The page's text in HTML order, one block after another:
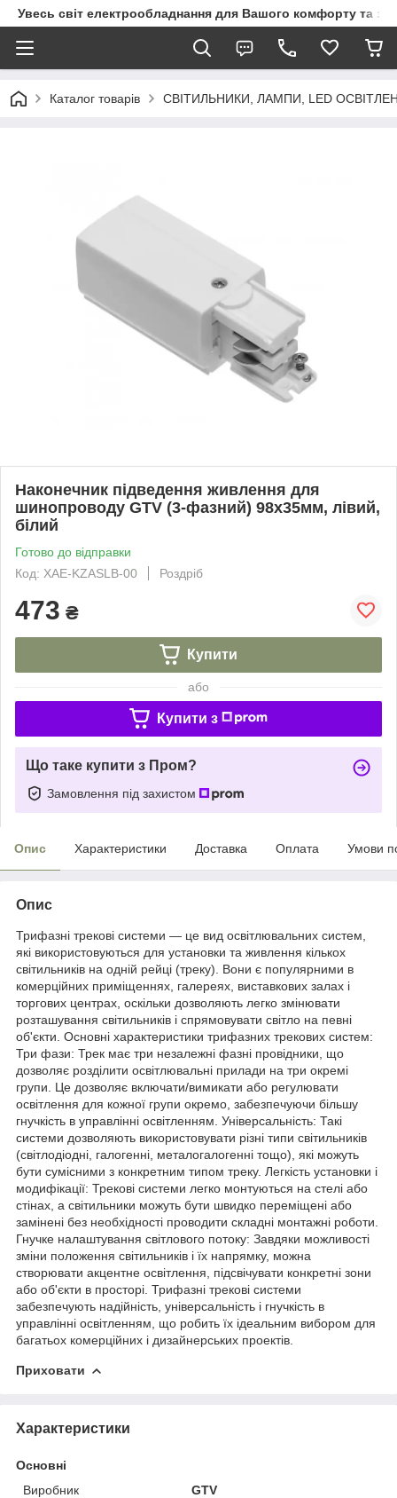
Увесь світ електрообладнання для Вашого комфорту та
Каталог товарів СВІТИЛЬНИКИ, ЛАМПИ, LED
Наконечник підведення живлення для
шинопроводу GTV (3-фазний) 98x35мм, лівий,
білий
Готово до відправки
Код: XAE-KZASLB-00
Роздріб
473 ₴
Купити
або
Купити з
Що таке купити з Пром?
Замовлення під захистом
Опис Характеристики Доставка Оплата Умови
Опис
Трифазні трекові системи — це вид освітлювальних систем,
які використовуються для установки та живлення кількох
світильників на одній рейці (треку). Вони є популярними в
комерційних приміщеннях, галереях, виставкових залах і
торгових центрах, оскільки дозволяють легко змінювати
розташування світильників і спрямовувати світло на певні
об'єкти. Основні характеристики трифазних трекових систем:
Три фази: Трек має три незалежні фазні провідники, що
дозволяє розділити освітлювальні прилади на три окремі
групи. Це дозволяє включати/вимикати або регулювати
освітлення для кожної групи окремо, забезпечуючи більшу
гнучкість в управлінні освітленням. Універсальність: Такі
системи дозволяють використовувати різні типи світильників
(світлодіодні, галогенні, металогалогенні тощо), які можуть
бути сумісними з конкретним типом треку. Легкість установки і
модифікації: Трекові системи легко монтуються на стелі або
стінах, а світильники можуть бути швидко переміщені або
замінені без необхідності проводити складні монтажні роботи.
Гнучке налаштування світлового потоку: Завдяки можливості
зміни положення світильників і їх напрямку, можна
створювати акцентне освітлення, підсвічувати конкретні зони
або об'єкти в просторі. Трифазні трекові системи
забезпечують надійність, універсальність і гнучкість в
управлінні освітленням, що робить їх ідеальним вибором для
багатьох комерційних і дизайнерських проектів.
Приховати
Характеристики
Основні
Виробник
GTV